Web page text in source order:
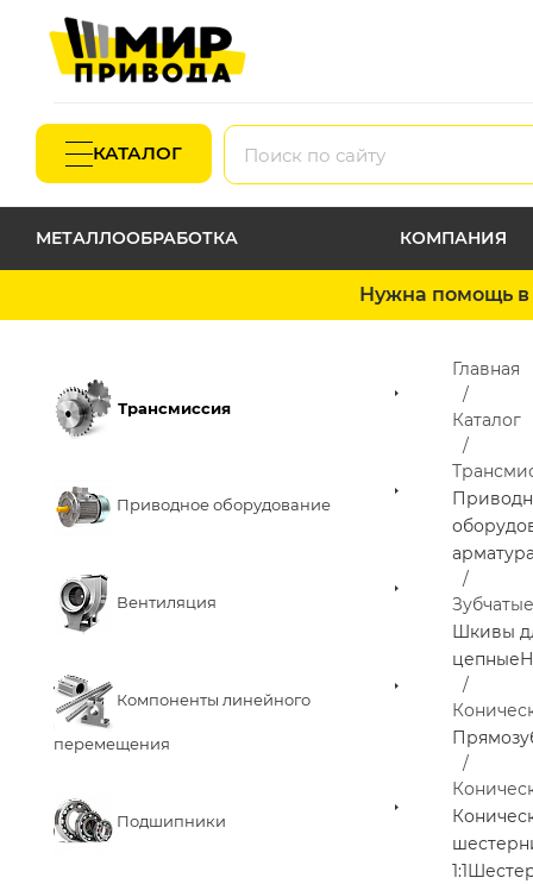
КАТАЛОГ
МЕТАЛЛООБРАБОТКА КОМПАНИЯ
Нужна помощь в
Трансмиссия
Приводное оборудование
Вентиляция
Компоненты линейного
перемещения
Подшипники
Главная
Каталог
Шкивы
цепные
1:1